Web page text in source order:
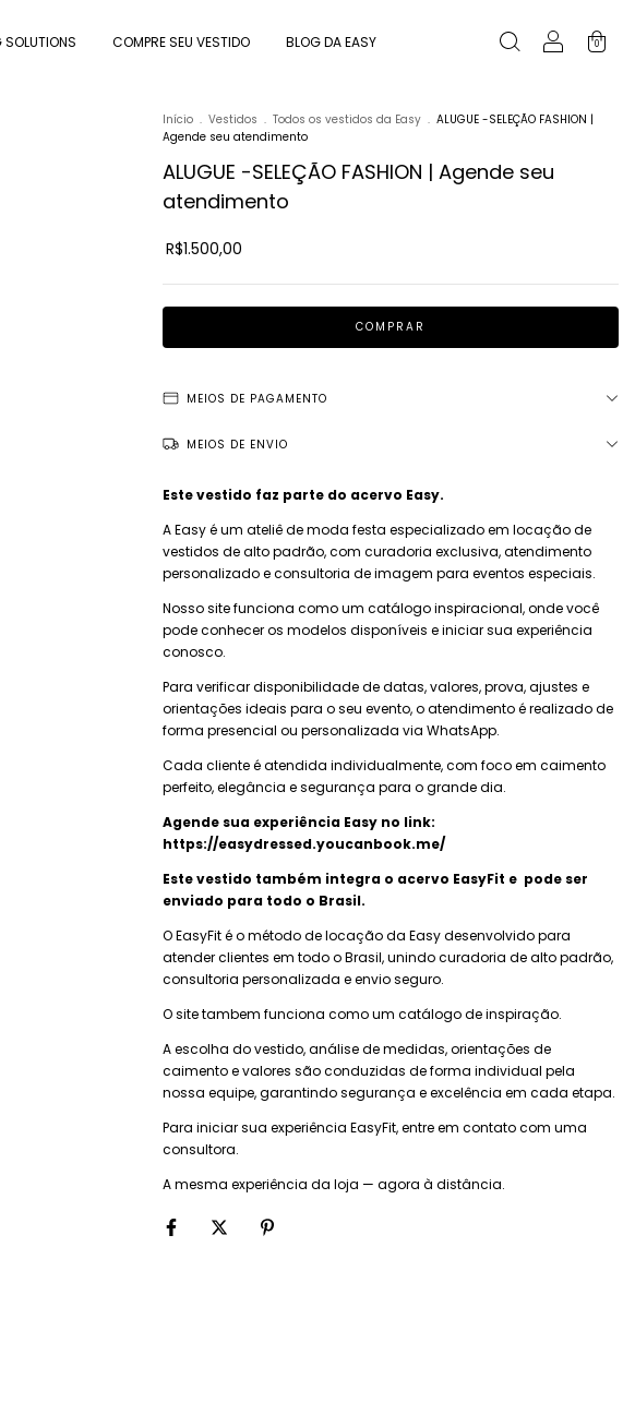
SOLUTIONS COMPRE SEU VESTIDO BLOG DA EASY 0
Início . Vestidos . Todos os vestidos da Easy . ALUGUE -SELEÇÃO FASHION |
Agende seu atendimento
ALUGUE -SELEÇÃO FASHION | Agende seu
atendimento
R$1.500,00
MEIOS DE PAGAMENTO
MEIOS DE ENVIO
Este vestido faz parte do acervo Easy.
A Easy é um ateliê de moda festa especializado em locação de
vestidos de alto padrão, com curadoria exclusiva, atendimento
personalizado e consultoria de imagem para eventos especiais.
Nosso site funciona como um catálogo inspiracional, onde você
pode conhecer os modelos disponíveis e iniciar sua experiência
conosco.
Para verificar disponibilidade de datas, valores, prova, ajustes e
orientações ideais para o seu evento, o atendimento é realizado de
forma presencial ou personalizada via WhatsApp.
Cada cliente é atendida individualmente, com foco em caimento
perfeito, elegância e segurança para o grande dia.
Agende sua experiência Easy no link:
https://easydressed.youcanbook.me/
Este vestido também integra o acervo EasyFit e pode ser
enviado para todo o Brasil.
O EasyFit é o método de locação da Easy desenvolvido para
atender clientes em todo o Brasil, unindo curadoria de alto padrão,
consultoria personalizada e envio seguro.
O site tambem funciona como um catálogo de inspiração.
A escolha do vestido, análise de medidas, orientações de
caimento e valores são conduzidas de forma individual pela
nossa equipe, garantindo segurança e excelência em cada etapa.
Para iniciar sua experiência EasyFit, entre em contato com uma
consultora.
A mesma experiência da loja — agora à distância.